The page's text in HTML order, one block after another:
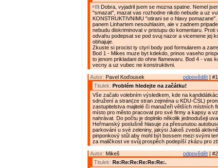
Dobra, vyjadril jsem se mozna spatne. Nemel
"smazat", mazat vas rozhodne nikdo nebude a uz
KONSTRUKTIVNIMU "otirani se o hlavy
panem Linhartem nesouhlasim, ale v zadnem
nebudu diskriminovat v pristupu do komentaru. Proti
odvahu podepsat se pod svuj nazor a vicemene jej
obhajuje.
Zkuste si procist ty ctyri body pod formularem a
Bod 1 - Mikes muze byt kdekdo, prinos vaseho
to jenom prikladani do ohne flamewaru. Bod 4 - vas
vecny a uz vubec ne konstruktivni.
odpovědět |
Autor: Pavel Koďousek
Titulek: Problém hledejte na začátku!
Vše začalo volebním výsledkem, kde na
sdružení a stran(ze stran zejména u KDU-ČSL)
zastupitelstva majitelé či manažeři větších místních
místo pro město pracovat pro své firmy a kapsy a
nahrávat. Do počtu je doplnilo několik jednodušeji
Heřmanský poslušně hlasuje za přesunutou
parkování u své zeleniny, jakýsi Jakeš zvedá
pinponkový stůl aby mohl být bossem mezi svými
za maličkost ve svůj prospěch podepíší zkázu pro
odpovědět |
Autor: Mikeš
Titulek: Re:Re:Re:Re:Re:Re:.